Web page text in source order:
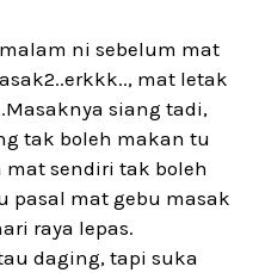
ni sebelum mat
mat letak
siang tadi,
tak boleh makan tu
mat sendiri tak boleh
pasal mat gebu masak
raya lepas.
daging, tapi suka